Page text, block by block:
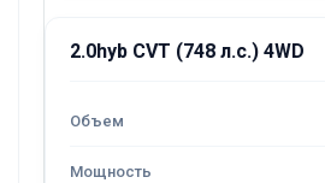
2.0hyb CVT (748 л.с.) 4WD